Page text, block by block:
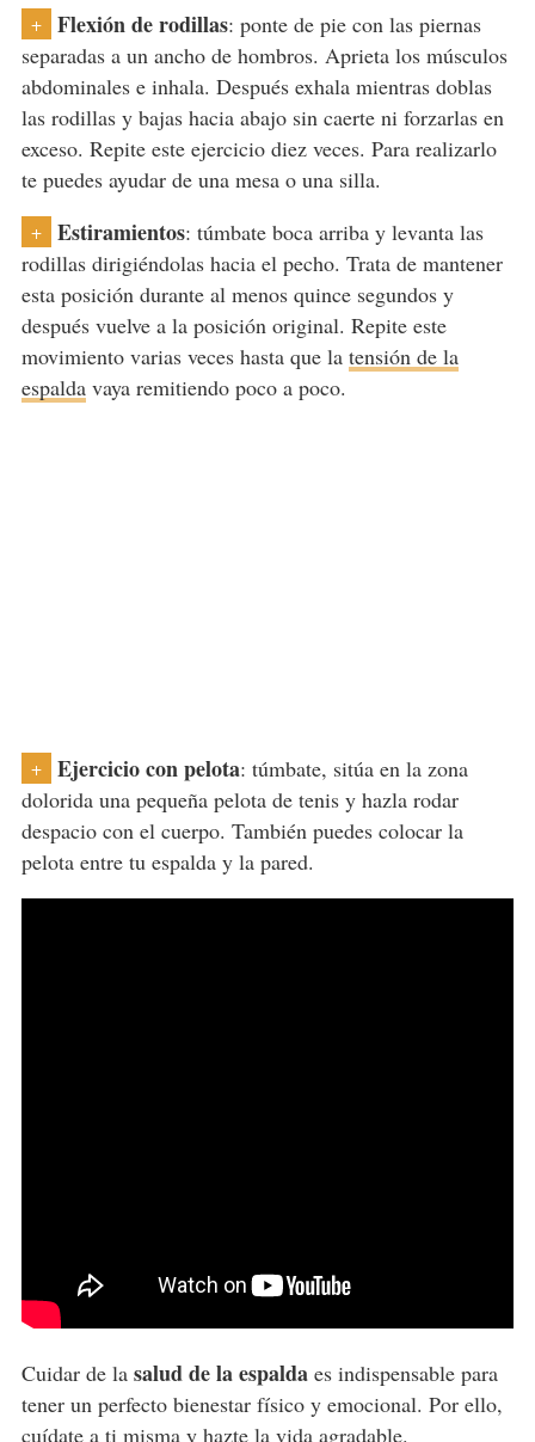
+ Flexión de rodillas: ponte de pie con las piernas
separadas a un ancho de hombros. Aprieta los músculos
abdominales e inhala. Después exhala mientras doblas
las rodillas y bajas hacia abajo sin caerte ni forzarlas en
exceso. Repite este ejercicio diez veces. Para realizarlo
te puedes ayudar de una mesa o una silla.
+ Estiramientos: túmbate boca arriba y levanta las
rodillas dirigiéndolas hacia el pecho. Trata de mantener
esta posición durante al menos quince segundos y
después vuelve a la posición original. Repite este
movimiento varias veces hasta que la tensión de la
espaldavaya remitiendo poco a poco.
+ Ejercicio con pelota: túmbate, sitúa en la zona
dolorida una pequeña pelota de tenis y hazla rodar
despacio con el cuerpo. También puedes colocar la
pelota entre tu espalda y la pared.
Cuidar de la salud de la espaldaes indispensable para
tener un perfecto bienestar físico y emocional. Por ello,
cuídate a ti misma y hazte la vida agradable.